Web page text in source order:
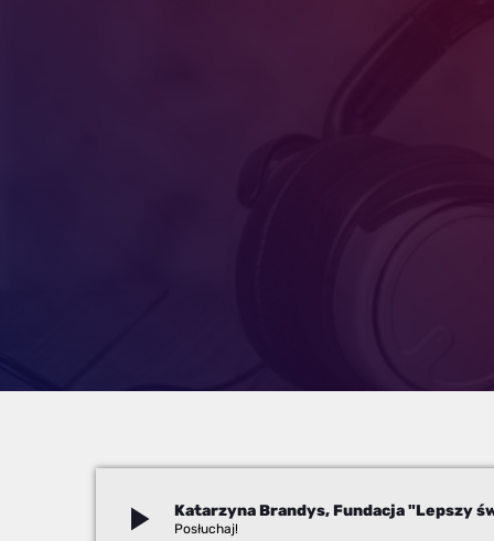
play_arrow Katarzyna Brandys, Fundacja "Lepszy